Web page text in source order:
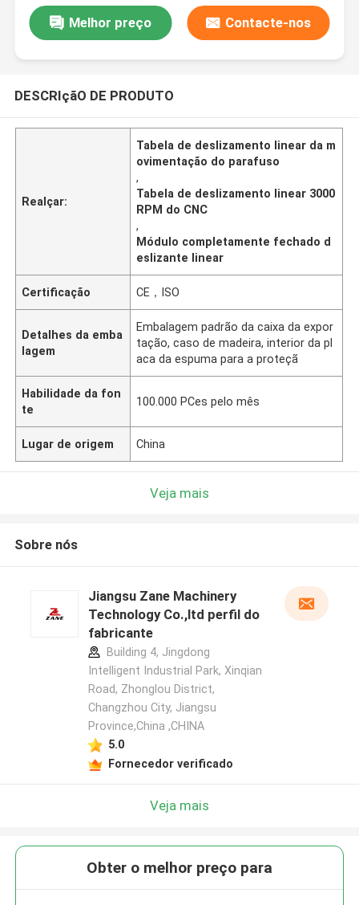
Melhor preço Contacte-nos
DESCRIçãO DE PRODUTO
Realçar:
Tabela de deslizamento linear da m
ovimentação do parafuso
,
Tabela de deslizamento linear 3000
RPM do CNC
,
Módulo completamente fechado d
eslizante linear
Certificação CE，ISO
Detalhes da emba
lagem
Embalagem padrão da caixa da expor
tação, caso de madeira, interior da pl
aca da espuma para a proteçã
Habilidade da fon
te
100.000 PCes pelo mês
Lugar de origem China
Veja mais
Sobre nós
Jiangsu Zane Machinery
Technology Co.,ltd perfil do
fabricante
Building 4, Jingdong
Intelligent Industrial Park, Xinqian
Road, Zhonglou District,
Changzhou City, Jiangsu
Province,China ,CHINA
5.0
Fornecedor verificado
Veja mais
Obter o melhor preço para